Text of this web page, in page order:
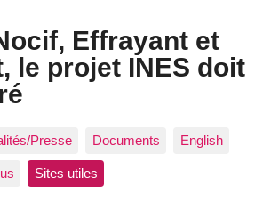
Effrayant et
le projet INES doit
Presse Documents English
Sites utiles